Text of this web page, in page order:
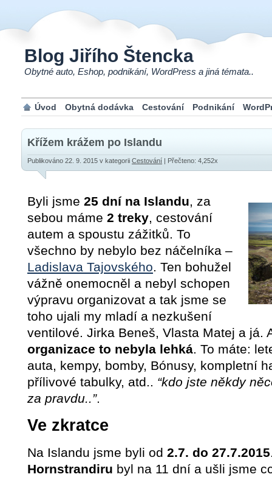
Blog Jiřího Štencka
Obytné auto, Eshop, podnikání, WordPress a jiná témata..
Úvod Obytná dodávka Cestování Podnikání
Křížem krážem po Islandu
Publikováno 22. 9. 2015 v kategorii Cestování | Přečteno: 4,252x
Byli jsme 25 dní na Islandu, za
sebou máme 2 treky, cestování
autem a spoustu zážitků. To
všechno by nebylo bez náčelníka –
Ladislava Tajovského. Ten bohužel
vážně onemocněl a nebyl schopen
výpravu organizovat a tak jsme se
toho ujali my mladí a nezkušení
ventilové. Jirka Beneš, Vlasta Matej a já.
organizace to nebyla lehká. To máte:
auta, kempy, bomby, Bónusy, kompletní
přílivové tabulky, atd.. “kdo jste někdy
za pravdu..”.
Ve zkratce
Na Islandu jsme byli od 2.7. do 27.7.2015
Hornstrandiru byl na 11 dní a ušli jsme